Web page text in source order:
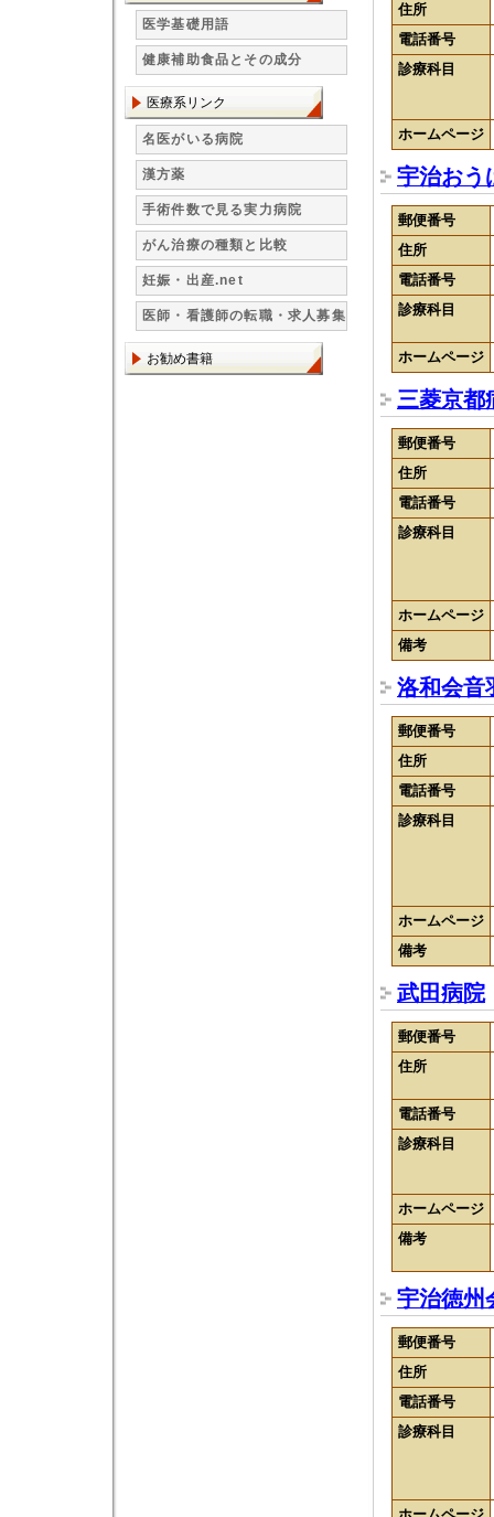
住所
電話番号
診療科目
ホームページ
宇治おう
郵便番号
住所
電話番号
診療科目
ホームページ
三菱京都
郵便番号
住所
電話番号
診療科目
ホームページ
備考
洛和会音
郵便番号
住所
電話番号
診療科目
ホームページ
備考
武田病院
郵便番号
住所
電話番号
診療科目
ホームページ
備考
宇治徳州
郵便番号
住所
電話番号
診療科目
医学基礎用語
健康補助食品とその成分
医療系リンク
名医がいる病院
漢方薬
手術件数で見る実力病院
がん治療の種類と比較
妊娠・出産.net
医師・看護師の転職・求人募集
お勧め書籍